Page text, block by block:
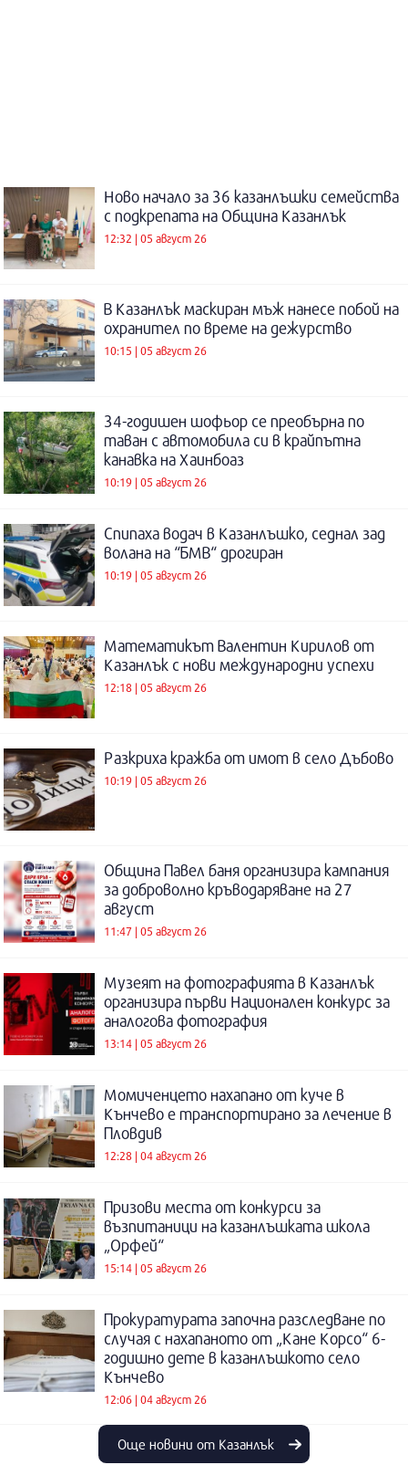
Ново начало за 36 казанлъшки семейства
с подкрепата на Община Казанлък
12:32 | 05 август 26
В Казанлък маскиран мъж нанесе побой на
охранител по време на дежурство
10:15 | 05 август 26
34-годишен шофьор се преобърна по
таван с автомобила си в крайпътна
канавка на Хаинбоаз
10:19 | 05 август 26
Спипаха водач в Казанлъшко, седнал зад
волана на “БМВ“ дрогиран
10:19 | 05 август 26
Математикът Валентин Кирилов от
Казанлък с нови международни успехи
12:18 | 05 август 26
Разкриха кражба от имот в село Дъбово
10:19 | 05 август 26
Община Павел баня организира кампания
за доброволно кръводаряване на 27
август
11:47 | 05 август 26
Музеят на фотографията в Казанлък
организира първи Национален конкурс за
аналогова фотография
13:14 | 05 август 26
Момиченцето нахапано от куче в
Кънчево е транспортирано за лечение в
Пловдив
12:28 | 04 август 26
Призови места от конкурси за
възпитаници на казанлъшката школа
„Орфей“
15:14 | 05 август 26
Прокуратурата започна разследване по
случая с нахапаното от „Кане Корсо“ 6-
годишно дете в казанлъшкото село
Кънчево
12:06 | 04 август 26
Още новини от Казанлък